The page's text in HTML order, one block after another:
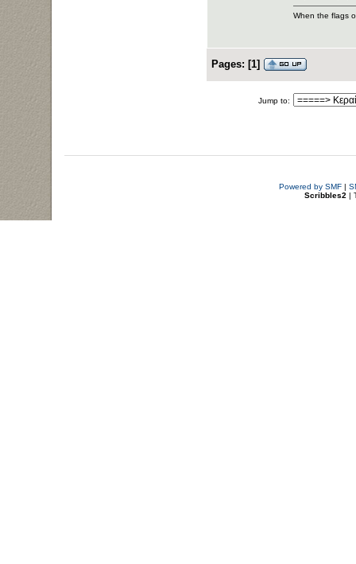
When the flags
Pages: [1]
Jump to:
Powered by SMF|
Scribbles2 |